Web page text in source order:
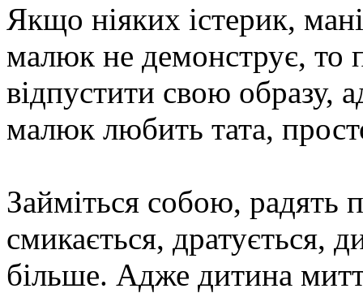
Якщо ніяких істерик,
малюк не демонструє, то
відпустити свою образу,
малюк любить тата,
Займіться собою,
смикається, дратується,
більше. Адже дитина